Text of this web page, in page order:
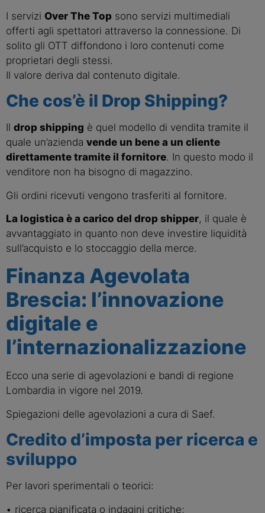
I servizi Over The Top sono servizi multimediali
offerti agli spettatori attraverso la connessione. Di
solito gli OTT diffondono i loro contenuti come
proprietari degli stessi.
Il valore deriva dal contenuto digitale.
Che cos’è il Drop Shipping?
Il drop shipping è quel modello di vendita tramite il
quale un’azienda vende un bene a un cliente
direttamente tramite il fornitore. In questo modo il
venditore non ha bisogno di magazzino.
Gli ordini ricevuti vengono trasferiti al fornitore.
La logistica è a carico del drop shipper, il quale è
avvantaggiato in quanto non deve investire liquidità
sull’acquisto e lo stoccaggio della merce.
Finanza Agevolata
Brescia: l’innovazione
digitale e
l’internazionalizzazione
Ecco una serie di agevolazioni e bandi di regione
Lombardia in vigore nel 2019.
Spiegazioni delle agevolazioni a cura di Saef.
Credito d’imposta per ricerca e
sviluppo
Per lavori sperimentali o teorici:
• ricerca pianificata o indagini critiche;